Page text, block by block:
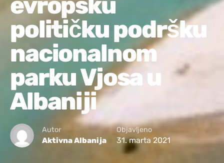
političku podršku
nacionalnom
parku Vjosa u
Albaniji
Autor
Aktivna Albanija
Objavljeno
31. marta 2021